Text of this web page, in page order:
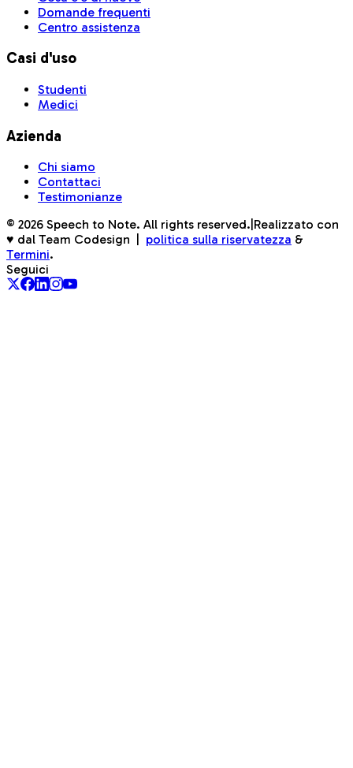
Domande frequenti
Centro assistenza
Casi d'uso
Studenti
Medici
Azienda
Chi siamo
Contattaci
Testimonianze
© 2026 Speech to Note. All rights reserved. Realizzato con
♥ dal Team Codesign
politica sulla riservatezza &
Termini.
Seguici